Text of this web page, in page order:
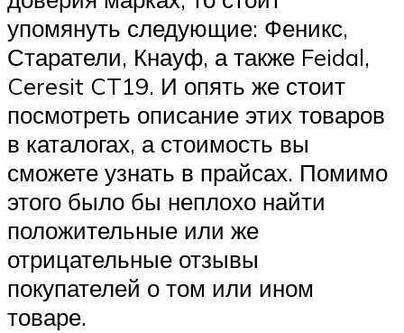
упомянуть следующие: Феникс,
Старатели, Кнауф, а также Feidal,
Ceresit CT19. И опять же стоит
посмотреть описание этих товаров
в каталогах, а стоимость вы
сможете узнать в прайсах. Помимо
этого было бы неплохо найти
положительные или же
отрицательные отзывы
покупателей о том или ином
товаре.